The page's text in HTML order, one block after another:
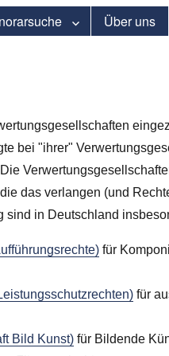
Über uns
bei "ihrer"
das verlangen (und
in Deutschland
für
für
Bild Kunst) für Bildende